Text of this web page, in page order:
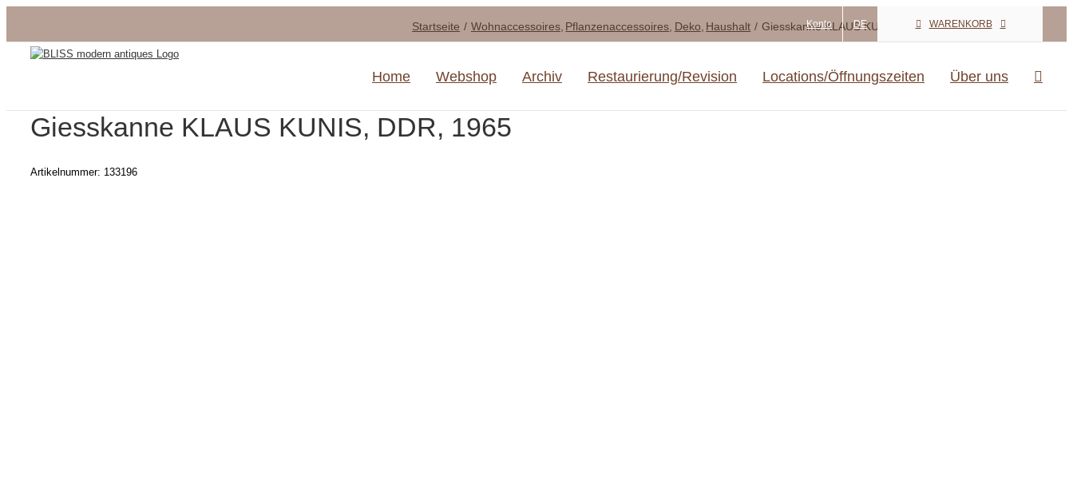
springen
Konto DE WARENKORB
Home Webshop Archiv Restaurierung/Revision Locations/Öffnungszeiten Über uns
Startseite Wohnaccessoires Pflanzenaccessoires Deko Haushalt Giesskanne KLAUS KUNIS, DDR, 1965
Giesskanne KLAUS KUNIS, DDR, 1965
Artikelnummer: 133196